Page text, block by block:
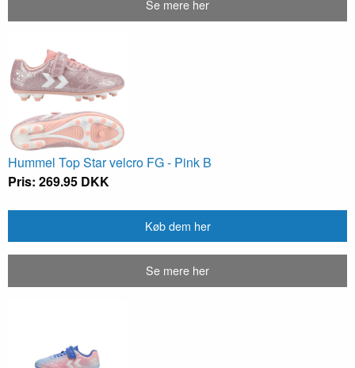
Se mere her
Hummel Top Star velcro FG - Pink B
Pris: 269.95 DKK
Køb dem her
Se mere her